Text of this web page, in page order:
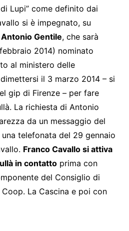
Lupi” come definito dai
si è impegnato, su
Antonio Gentile, che sarà
2014) nominato
al ministero delle
il 3 marzo 2014 – si
gip di Firenze – per fare
La richiesta di Antonio
da un messaggio del
telefonata del 29 gennaio
Franco Cavallo si attiva
in contattoprima con
del Consiglio di
La Cascina e poi con